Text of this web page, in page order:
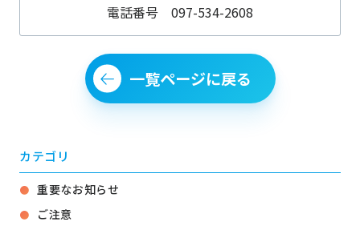
電話番号 097-534-2608
一覧ページに戻る
カテゴリ
重要なお知らせ
ご注意